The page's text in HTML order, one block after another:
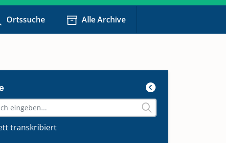
Ortssuche Alle Archive
transkribiert
1713-1755